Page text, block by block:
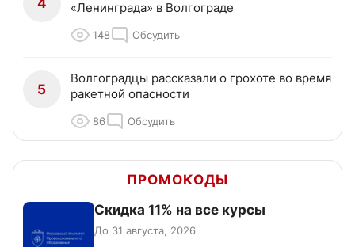
«Ленинграда» в Волгограде
148 Обсудить
5
Волгоградцы рассказали о грохоте во время
ракетной опасности
86 Обсудить
ПРОМОКОДЫ
Скидка 11% на все курсы
До 31 августа, 2026